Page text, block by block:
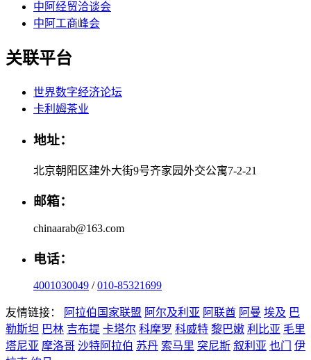
中阿经贸洽谈会
中阿工商峰会
关联平台
世界数字经济论坛
卡利姆茶业
地址：
北京朝阳区建外大街9号齐家园外交公寓7-2-21
邮箱：
chinaarab@163.com
电话：
4001030049 /010-85321699
友情链接： 阿拉伯国家联盟 阿尔及利亚 阿联酋 阿曼 埃及 巴
勒斯坦 巴林 吉布提 卡塔尔 科摩罗 科威特 黎巴嫩 利比亚 毛里
塔尼亚 摩洛哥 沙特阿拉伯 苏丹 索马里 突尼斯 叙利亚 也门
伊